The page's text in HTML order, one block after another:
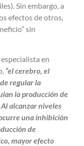
Sin embargo, a
efectos de otros,
sin
en
“el cerebro, el
regular la
la producción de
alcanzar niveles
una inhibición
de
mayor efecto